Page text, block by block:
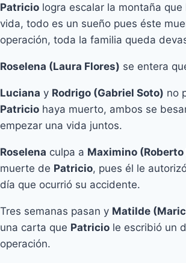
Patricio logra escalar la montaña que
vida, todo es un sueño pues éste
operación, toda la familia queda
Roselena (Laura Flores) se entera
Luciana y Rodrigo (Gabriel Soto) no
Patricio haya muerto, ambos se
empezar una vida juntos.
Roselena culpa a Maximino (Roberto
muerte de Patricio, pues él le
día que ocurrió su accidente.
Tres semanas pasan y Matilde
una carta que Patricio le escribió un
operación.